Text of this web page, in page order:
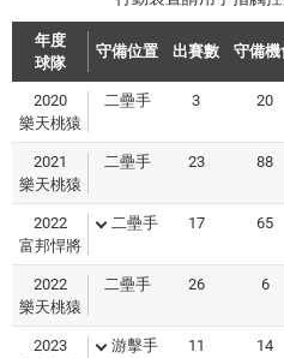
年度
球隊
守備位置 出賽數 守備機
2020
樂天桃猿
二壘手 3 20
2021
樂天桃猿
二壘手 23 88
2022
富邦悍將
二壘手 17 65
2022
樂天桃猿
二壘手 26 6
2023
游擊手 11 14